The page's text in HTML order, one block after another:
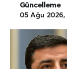
Güncelleme
05 Ağu 2026,